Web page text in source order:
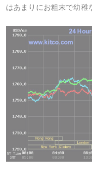
はあまりにお粗末で幼稚